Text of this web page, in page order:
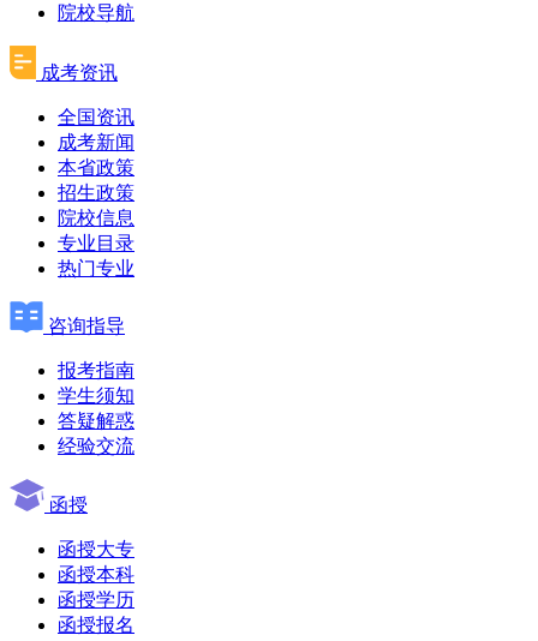
院校导航
成考资讯
全国资讯
成考新闻
本省政策
招生政策
院校信息
专业目录
热门专业
咨询指导
报考指南
学生须知
答疑解惑
经验交流
函授
函授大专
函授本科
函授学历
函授报名